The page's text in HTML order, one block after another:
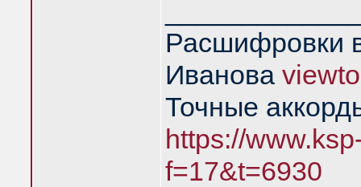
Расшифровки
Иванова
Точные
https://
f=17&t=6930